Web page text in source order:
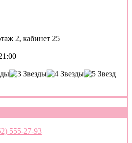
2, кабинет 25
555-27-93